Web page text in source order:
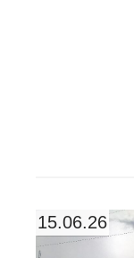
15.06.26